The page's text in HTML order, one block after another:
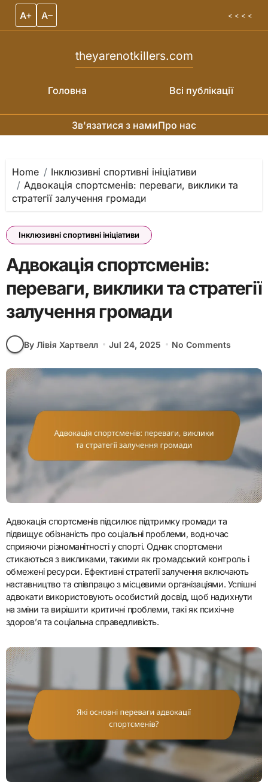
A+ A– < < < <
Головна
theyarenotkillers.com
Всі публікації
Зв'язатися з намиПро нас
Home
Інклюзивні спортивні ініціативи
Адвокація спортсменів: переваги, виклики та
стратегії залучення громади
Інклюзивні спортивні ініціативи
Адвокація спортсменів:
переваги, виклики та стратегії
залучення громади
By Лівія Хартвелл Jul 24, 2025 No Comments
Адвокація спортсменів підсилює підтримку громади та
підвищує обізнаність про соціальні проблеми, водночас
сприяючи різноманітності у спорті. Однак спортсмени
стикаються з викликами, такими як громадський контроль і
обмежені ресурси. Ефективні стратегії залучення включають
наставництво та співпрацю з місцевими організаціями. Успішні
адвокати використовують особистий досвід, щоб надихнути
на зміни та вирішити критичні проблеми, такі як психічне
здоров’я та соціальна справедливість.